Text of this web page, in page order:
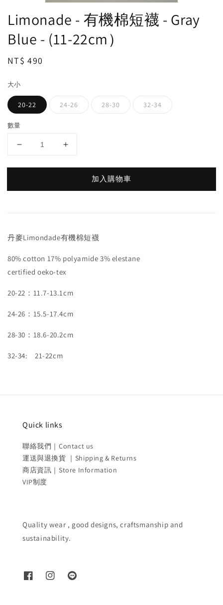
Limonade - 有機棉短襪 - Gray
Blue - (11-22cm）
Regular
NT$ 490
大小
20-22 24-26 28-30 32-34
數量
加入購物車
丹麥Limondade有機棉短襪
80% cotton 17% polyamide 3% elestane
certified oeko-tex
20-22：11.7-13.1cm
24-26：15.5-17.4cm
28-30：18.6-20.2cm
32-34: 21-22cm
Quick links
聯絡我們｜Contact us
運送與退換貨 ｜Shipping & Returns
商店資訊｜Store Information
VIP制度
Quality wear , good designs, craftsmanship and
sustainability.